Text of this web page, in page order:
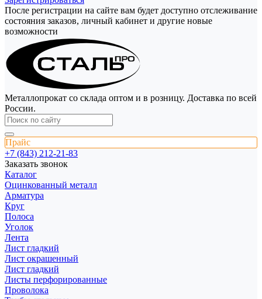
После регистрации на сайте вам будет доступно отслеживание
состояния заказов, личный кабинет и другие новые
возможности
Металлопрокат со склада оптом и в розницу. Доставка по всей
России.
Прайс
+7 (843) 212-21-83
Заказать звонок
Каталог
Оцинкованный металл
Арматура
Круг
Полоса
Уголок
Лента
Лист гладкий
Лист окрашенный
Лист гладкий
Листы перфорированные
Проволока